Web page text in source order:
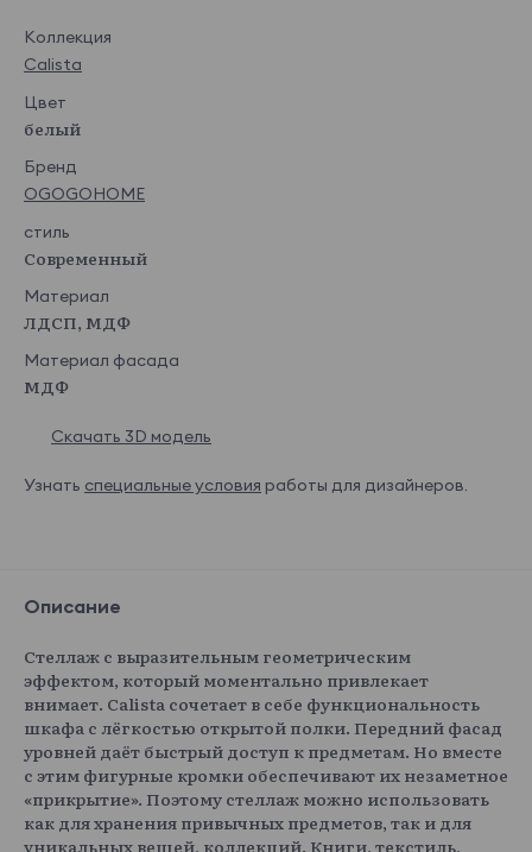
Коллекция
Calista
Цвет
белый
Бренд
OGOGOHOME
стиль
Современный
Материал
ЛДСП, МДФ
Материал фасада
МДФ
Скачать 3D модель
Узнать специальные условия работы для дизайнеров.
Описание
Стеллаж с выразительным геометрическим
эффектом, который моментально привлекает
внимает. Calista сочетает в себе функциональность
шкафа с лёгкостью открытой полки. Передний фасад
уровней даёт быстрый доступ к предметам. Но вместе
с этим фигурные кромки обеспечивают их незаметное
«прикрытие». Поэтому стеллаж можно использовать
как для хранения привычных предметов, так и для
уникальных вещей, коллекций. Книги, текстиль,